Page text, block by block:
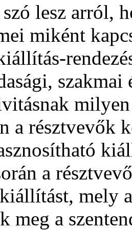
szó lesz arról,
miként
a résztvevők
a
mely
a